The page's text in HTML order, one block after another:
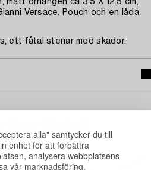
alla" samtycker du till
enhet för att förbättra
analysera webbplatsens
vår marknadsföring.
mått örhängen ca 3.5 X 12.5 cm,
Versace. Pouch och en låda
ett fåtal stenar med skador.